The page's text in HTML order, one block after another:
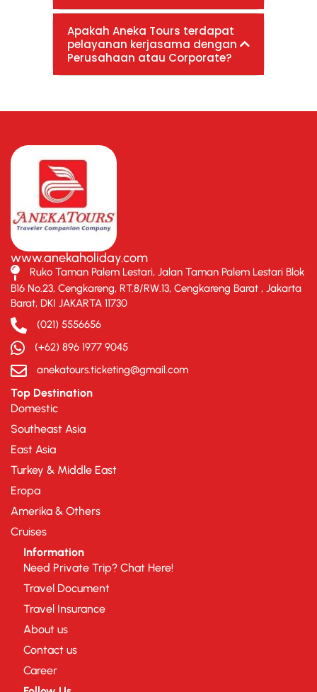
Apakah Aneka Tours terdapat
pelayanan kerjasama dengan
Perusahaan atau Corporate?
www.anekaholiday.com
Ruko Taman Palem Lestari, Jalan Taman Palem Lestari Blok
B16 No.23, Cengkareng, RT.8/RW.13, Cengkareng Barat , Jakarta
Barat, DKI JAKARTA 11730
(021) 5556656
(+62) 896 1977 9045
anekatours.ticketing@gmail.com
Top Destination
Domestic
Southeast Asia
East Asia
Turkey & Middle East
Eropa
Amerika & Others
Cruises
Information
Need Private Trip? Chat Here!
Travel Document
Travel Insurance
About us
Contact us
Career